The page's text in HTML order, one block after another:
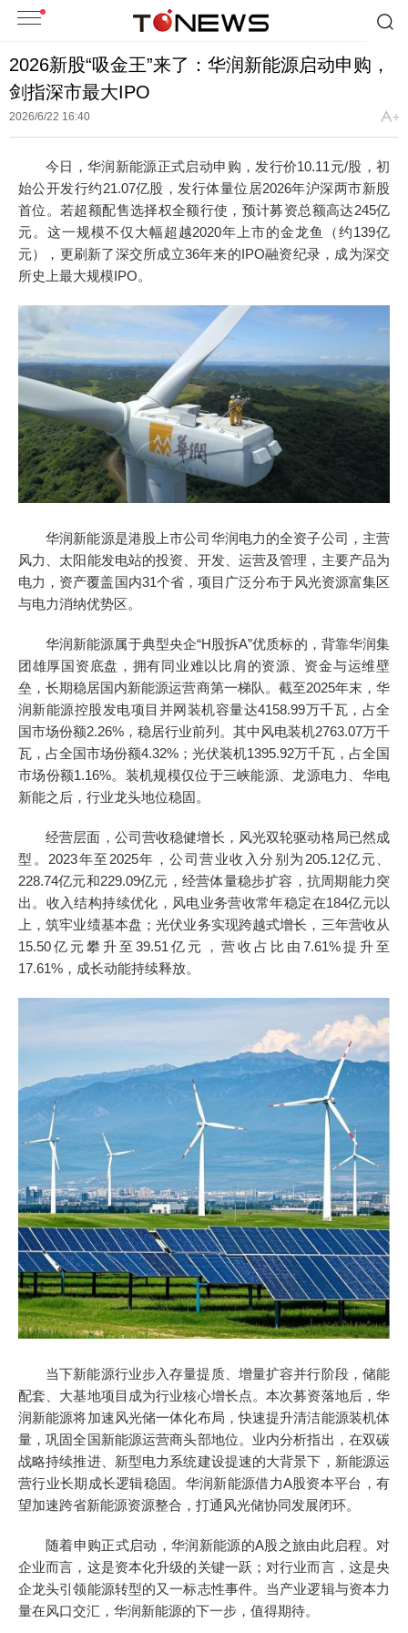
2026新股“吸金王”来了：华润新能源启动申购，
剑指深市最大IPO
2026/6/22 16:40
今日，华润新能源正式启动申购，发行价10.11元/股，初
始公开发行约21.07亿股，发行体量位居2026年沪深两市新股
首位。若超额配售选择权全额行使，预计募资总额高达245亿
元。这一规模不仅大幅超越2020年上市的金龙鱼（约139亿
元），更刷新了深交所成立36年来的IPO融资纪录，成为深交
所史上最大规模IPO。
华润新能源是港股上市公司华润电力的全资子公司，主营
风力、太阳能发电站的投资、开发、运营及管理，主要产品为
电力，资产覆盖国内31个省，项目广泛分布于风光资源富集区
与电力消纳优势区。
华润新能源属于典型央企“H股拆A”优质标的，背靠华润集
团雄厚国资底盘，拥有同业难以比肩的资源、资金与运维壁
垒，长期稳居国内新能源运营商第一梯队。 截至2025年末，华
润新能源控股发电项目并网装机容量达4158.99万千瓦，占全
国市场份额2.26%，稳居行业前列。其中风电装机2763.07万千
瓦，占全国市场份额4.32%；光伏装机1395.92万千瓦，占全国
市场份额1.16%。装机规模仅位于三峡能源、龙源电力、华电
新能之后，行业龙头地位稳固。
经营层面，公司营收稳健增长，风光双轮驱动格局已然成
型。2023年至2025年，公司营业收入分别为205.12亿元、
228.74亿元和229.09亿元，经营体量稳步扩容，抗周期能力突
出。收入结构持续优化，风电业务营收常年稳定在184亿元以
上，筑牢业绩基本盘；光伏业务实现跨越式增长，三年营收从
15.50亿元攀升至39.51亿元，营收占比由7.61%提升至
17.61%，成长动能持续释放。
当下新能源行业步入存量提质、增量扩容并行阶段，储能
配套、大基地项目成为行业核心增长点。本次募资落地后，华
润新能源将加速风光储一体化布局，快速提升清洁能源装机体
量，巩固全国新能源运营商头部地位。业内分析指出，在双碳
战略持续推进、新型电力系统建设提速的大背景下，新能源运
营行业长期成长逻辑稳固。华润新能源借力A股资本平台，有
望加速跨省新能源资源整合，打通风光储协同发展闭环。
随着申购正式启动，华润新能源的A股之旅由此启程。对
企业而言，这是资本化升级的关键一跃；对行业而言，这是央
企龙头引领能源转型的又一标志性事件。当产业逻辑与资本力
量在风口交汇，华润新能源的下一步，值得期待。